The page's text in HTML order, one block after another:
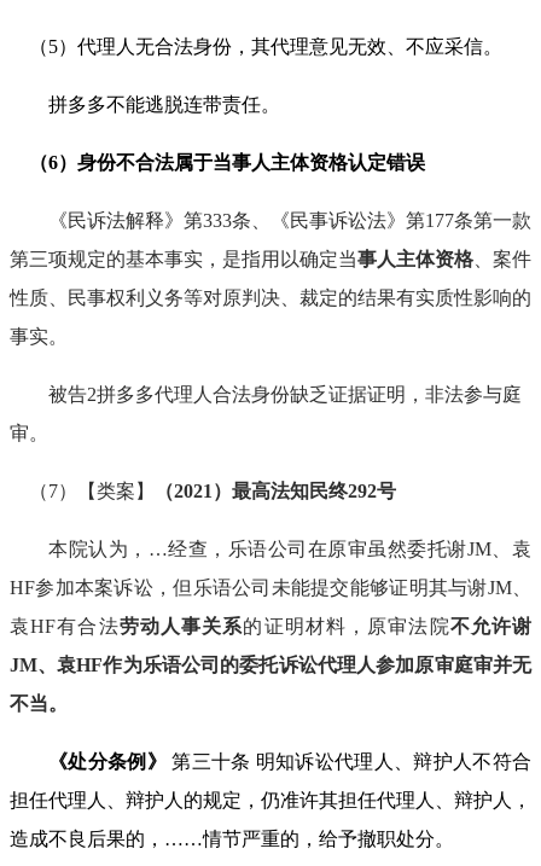
（5）代理人无合法身份，其代理意见无效、不应采信。
拼多多不能逃脱连带责任。
（6）身份不合法属于当事人主体资格认定错误
《民诉法解释》第333条、《民事诉讼法》第177条第一款
第三项规定的基本事实，是指用以确定当事人主体资格 、案件
性质、民事权利义务等对原判决、裁定的结果有实质性影响的
事实。
被告2拼多多代理人合法身份缺乏证据证明，非法参与庭
审。
（7）【类案】 （2021 ）最高法知民终292号
本院认为， …经查，乐语公司在原审虽然委托谢JM、袁
HF参加本案诉讼，但乐语公司 未能提交能够证明其与谢JM、
袁HF有合法劳动人事关系的证明材料，原审法院不允许谢
JM、袁HF作为乐语公司的委托诉讼代理人参加原审庭审并无
不当。
《处分条例》第三十条 明知诉讼代理人、辩护人不符合
担任代理人、辩护人的规定，仍准许其担任代理人、辩护人，
造成不良后果的， ……情节严重的，给予撤职处分。